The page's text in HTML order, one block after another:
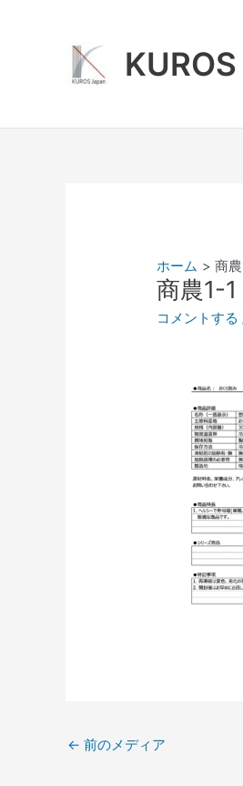
ホーム 商
商農1-1
コメントする
← 前のメディア